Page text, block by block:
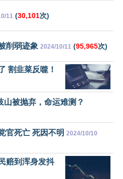
11 (30,101次)
削弱迹象 2024/10/11 (95,965次)
割韭菜反噬！
被抛弃，命运难测？
官死亡 死因不明 2024/10/10
赔到浑身发抖